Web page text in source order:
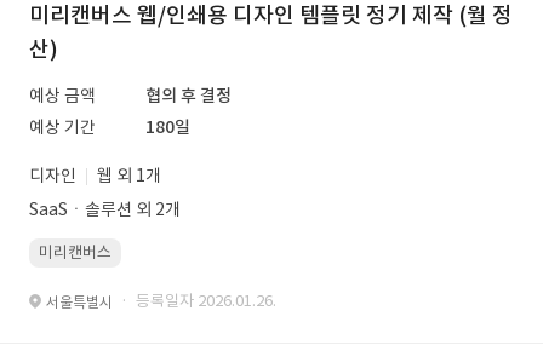
미리캔버스 웹/인쇄용 디자인 템플릿 정기 제작 (월 정
산)
예상 금액
협의 후 결정
예상 기간
180일
디자인
웹 외 1개
SaaSㆍ솔루션 외 2개
미리캔버스
서울특별시 · 등록일자 2026.01.26.